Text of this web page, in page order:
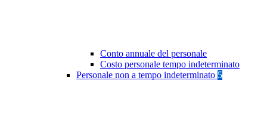
Conto annuale del personale
Costo personale tempo indeterminato
Personale non a tempo indeterminato 5